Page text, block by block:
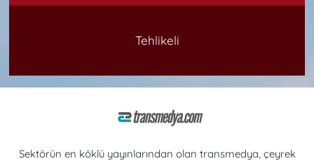
Tehlikeli
Sektörün en köklü yayınlarından olan transmedya, çeyrek